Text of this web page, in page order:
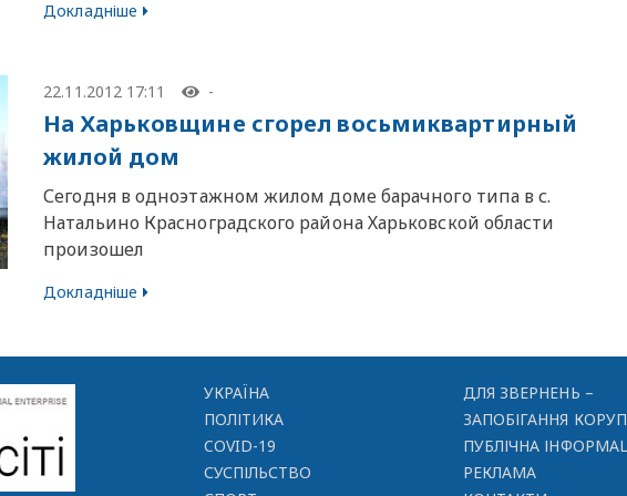
Докладніше
22.11.2012 17:11 -
На Харьковщине сгорел восьмиквартирный
жилой дом
Сегодня в одноэтажном жилом доме барачного типа в с.
Натальино Красноградского района Харьковской области
произошел
Докладніше
УКРАЇНА
ПОЛІТИКА
COVID-19
СУСПІЛЬСТВО
ДЛЯ ЗВЕРНЕНЬ –
ЗАПОБІГАННЯ
ПУБЛІЧНА
РЕКЛАМА